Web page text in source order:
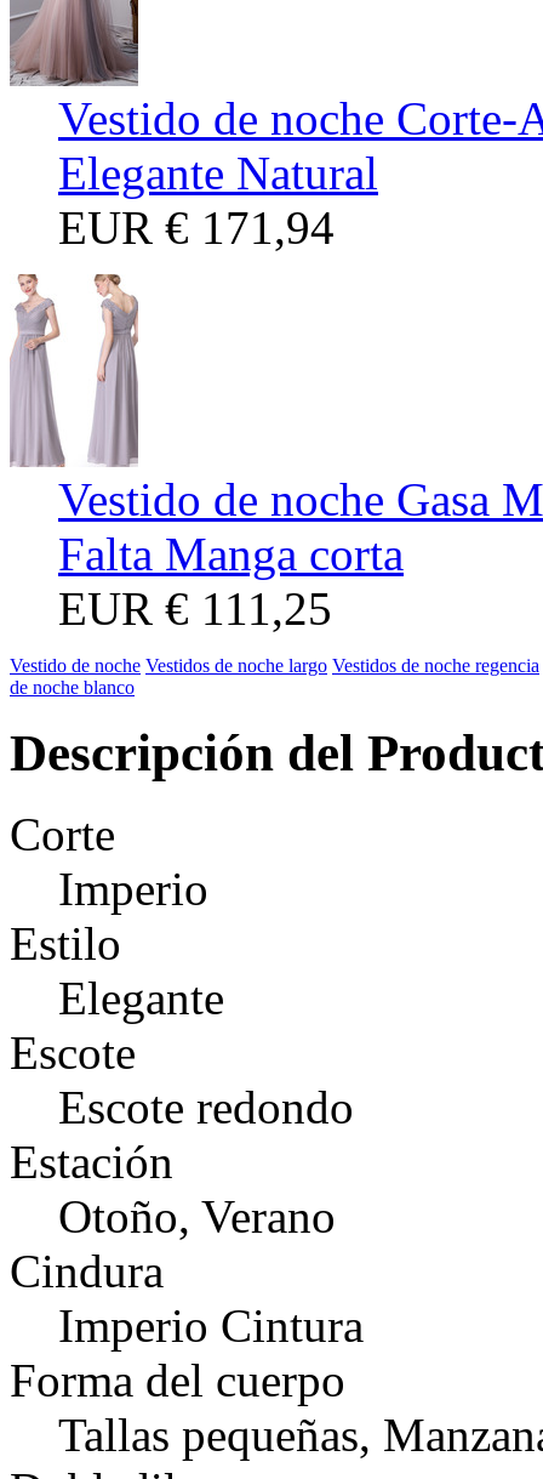
Vestido de noche
Elegante Natural
EUR € 171,94
Vestido de noche Gasa
Falta Manga corta
EUR € 111,25
Vestido de noche Vestidos de noche largo Vestidos de noche regencia
de noche blanco
Descripción del
Corte
Imperio
Estilo
Elegante
Escote
Escote redondo
Estación
Otoño, Verano
Cindura
Imperio Cintura
Forma del cuerpo
Tallas pequeñas,